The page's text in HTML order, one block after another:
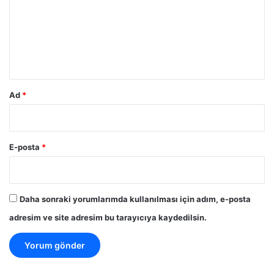
Ad *
E-posta *
Daha sonraki yorumlarımda kullanılması için adım, e-posta
adresim ve site adresim bu tarayıcıya kaydedilsin.